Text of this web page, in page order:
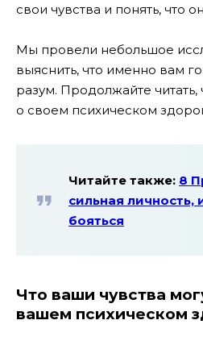
свои чувства и понять, что
Мы провели небольшое
выяснить, что именно вам
разум. Продолжайте читать,
о своем психическом
Читайте также: 8
сильная личность,
бояться
Что ваши чувства
вашем психическом